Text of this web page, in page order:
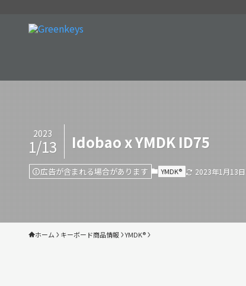
Idobao x YMDK ID75
2023
1/13
広告が含まれる場合があります YMDK®︎ 2023年1月13日
ホーム キーボード商品情報 YMDK®︎